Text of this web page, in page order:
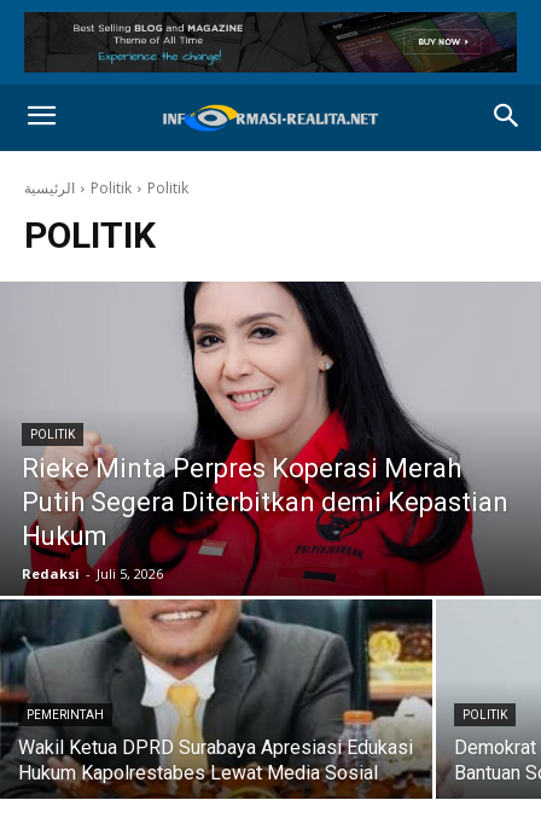
الرئيسية Politik Politik
POLITIK
POLITIK
Rieke Minta Perpres Koperasi Merah
Putih Segera Diterbitkan demi Kepastian
Hukum
Redaksi - Juli 5, 2026
PEMERINTAH
Wakil Ketua DPRD Surabaya Apresiasi Edukasi
Hukum Kapolrestabes Lewat Media Sosial
POLITIK
Demokrat
Bantuan